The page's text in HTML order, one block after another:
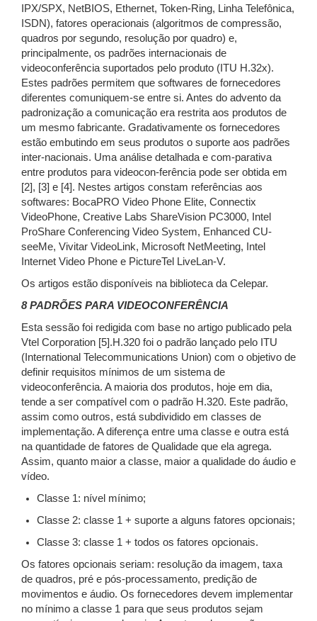
IPX/SPX, NetBIOS, Ethernet, Token-Ring, Linha Telefônica,
ISDN), fatores operacionais (algoritmos de compressão,
quadros por segundo, resolução por quadro) e,
principalmente, os padrões internacionais de
videoconferência suportados pelo produto (ITU H.32x).
Estes padrões permitem que softwares de fornecedores
diferentes comuniquem-se entre si. Antes do advento da
padronização a comunicação era restrita aos produtos de
um mesmo fabricante. Gradativamente os fornecedores
estão embutindo em seus produtos o suporte aos padrões
inter-nacionais. Uma análise detalhada e com-parativa
entre produtos para videocon-ferência pode ser obtida em
[2], [3] e [4]. Nestes artigos constam referências aos
softwares: BocaPRO Video Phone Elite, Connectix
VideoPhone, Creative Labs ShareVision PC3000, Intel
ProShare Conferencing Video System, Enhanced CU-
seeMe, Vivitar VideoLink, Microsoft NetMeeting, Intel
Internet Video Phone e PictureTel LiveLan-V.
Os artigos estão disponíveis na biblioteca da Celepar.
8 PADRÕES PARA VIDEOCONFERÊNCIA
Esta sessão foi redigida com base no artigo publicado pela
Vtel Corporation [5].H.320 foi o padrão lançado pelo ITU
(International Telecommunications Union) com o objetivo de
definir requisitos mínimos de um sistema de
videoconferência. A maioria dos produtos, hoje em dia,
tende a ser compatível com o padrão H.320. Este padrão,
assim como outros, está subdividido em classes de
implementação. A diferença entre uma classe e outra está
na quantidade de fatores de Qualidade que ela agrega.
Assim, quanto maior a classe, maior a qualidade do áudio e
vídeo.
Classe 1: nível mínimo;
Classe 2: classe 1 + suporte a alguns fatores opcionais;
Classe 3: classe 1 + todos os fatores opcionais.
Os fatores opcionais seriam: resolução da imagem, taxa
de quadros, pré e pós-processamento, predição de
movimentos e áudio. Os fornecedores devem implementar
no mínimo a classe 1 para que seus produtos sejam